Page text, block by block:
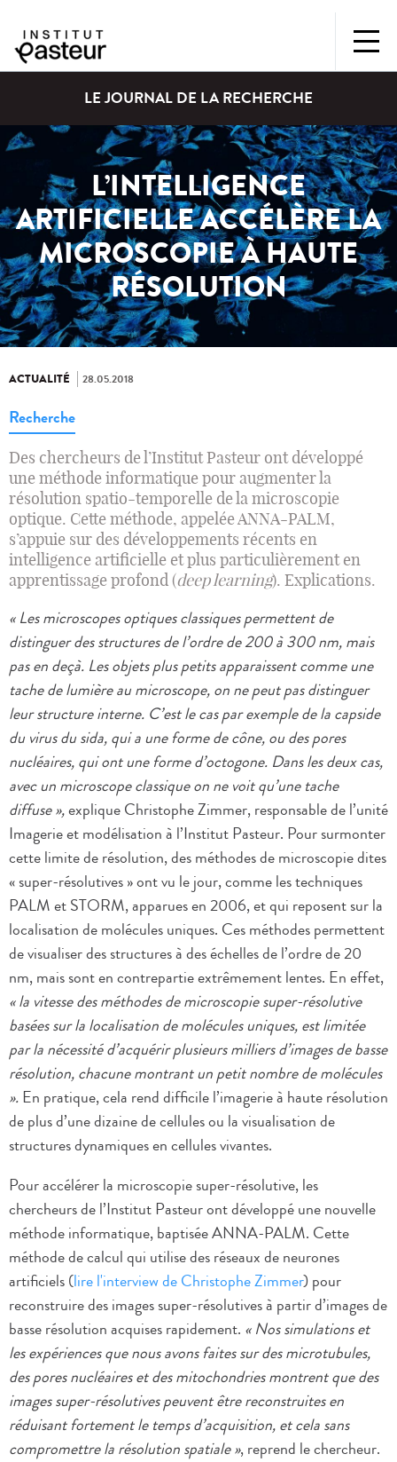
LE JOURNAL DE LA RECHERCHE
L’INTELLIGENCE
ARTIFICIELLE ACCÉLÈRE LA
MICROSCOPIE À HAUTE
RÉSOLUTION
ACTUALITÉ 28.05.2018
Recherche
Des chercheurs de l’Institut Pasteur ont développé
une méthode informatique pour augmenter la
résolution spatio-temporelle de la microscopie
optique. Cette méthode, appelée ANNA-PALM,
s’appuie sur des développements récents en
intelligence artificielle et plus particulièrement en
apprentissage profond (deep learning). Explications.
« Les microscopes optiques classiques permettent de
distinguer des structures de l’ordre de 200 à 300 nm, mais
pas en deçà. Les objets plus petits apparaissent comme une
tache de lumière au microscope, on ne peut pas distinguer
leur structure interne. C’est le cas par exemple de la capside
du virus du sida, qui a une forme de cône, ou des pores
nucléaires, qui ont une forme d’octogone. Dans les deux cas,
avec un microscope classique on ne voit qu’une tache
diffuse »,explique Christophe Zimmer, responsable de l’unité
Imagerie et modélisation à l’Institut Pasteur. Pour surmonter
cette limite de résolution, des méthodes de microscopie dites
« super-résolutives » ont vu le jour, comme les techniques
PALM et STORM, apparues en 2006, et qui reposent sur la
localisation de molécules uniques. Ces méthodes permettent
de visualiser des structures à des échelles de l’ordre de 20
nm, mais sont en contrepartie extrêmement lentes. En effet,
« la vitesse des méthodes de microscopie super-résolutive
basées sur la localisation de molécules uniques, est limitée
par la nécessité d’acquérir plusieurs milliers d’images de basse
résolution, chacune montrant un petit nombre de molécules
».En pratique, cela rend difficile l’imagerie à haute résolution
de plus d’une dizaine de cellules ou la visualisation de
structures dynamiques en cellules vivantes.
Pour accélérer la microscopie super-résolutive, les
chercheurs de l’Institut Pasteur ont développé une nouvelle
méthode informatique, baptisée ANNA-PALM. Cette
méthode de calcul qui utilise des réseaux de neurones
artificiels (lire l'interview de Christophe Zimmer) pour
reconstruire des images super-résolutives à partir d’images de
basse résolution acquises rapidement. « Nos simulations et
les expériences que nous avons faites sur des microtubules,
des pores nucléaires et des mitochondries montrent que des
images super-résolutives peuvent être reconstruites en
réduisant fortement le temps d’acquisition, et cela sans
compromettre la résolution spatiale », reprend le chercheur.